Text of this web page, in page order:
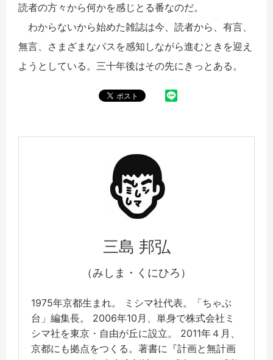
読者の方々から何かを感じとる番なのだ。
わからないから始めた雑誌は今、読者から、有言、
無言、さまざまなパスを感知しながら進むときを迎え
ようとしている。三十年後はその先にきっとある。
三島 邦弘
（みしま・くにひろ）
1975年京都生まれ。 ミシマ社代表。「ちゃぶ
台」編集長。 2006年10月、単身で株式会社ミ
シマ社を東京・自由が丘に設立。 2011年４月、
京都にも拠点をつくる。著書に『計画と無計画